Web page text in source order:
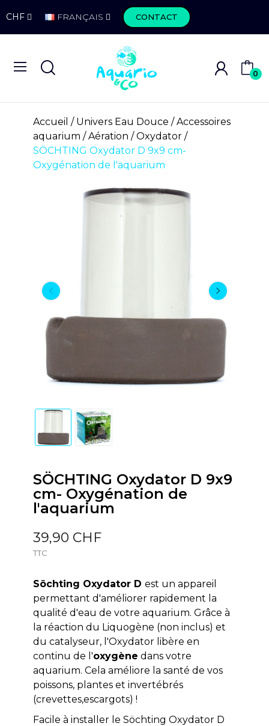
CHF FRANÇAIS CONTACT
0
Accueil Univers Eau Douce
Accessoires
aquarium
Aération
Oxydator
SÖCHTING Oxydator D 9x9 cm-
Oxygénation de l'aquarium
SÖCHTING Oxydator D 9x9
cm- Oxygénation de
l'aquarium
39,90 CHF
TTC
Söchting Oxydator D est un appareil
permettant d'améliorer rapidement la
qualité d'eau de votre aquarium. Grâce à
la réaction du Liquogène (non inclus) et
du catalyseur, l'Oxydator libère en
continu de l'oxygène dans votre
aquarium. Cela améliore la santé de vos
poissons, plantes et invertébrés
(crevettes,escargots) !
Facile à installer le Söchting Oxydator D